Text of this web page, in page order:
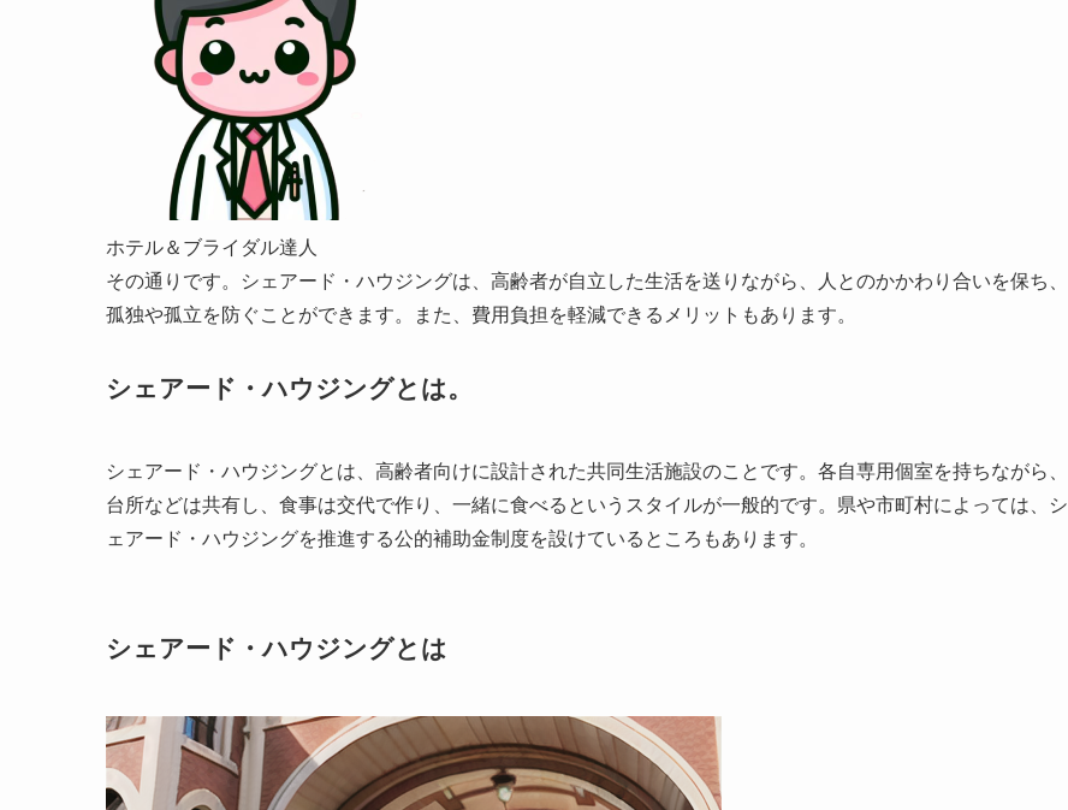
ホテル＆ブライダル達人
その通りです。シェアード・ハウジングは、高齢者が自立した生活を送りながら、人とのかかわり合いを保ち、
孤独や孤立を防ぐことができます。また、費用負担を軽減できるメリットもあります。
シェアード・ハウジングとは。
シェアード・ハウジングとは、高齢者向けに設計された共同生活施設のことです。各自専用個室を持ちながら、
台所などは共有し、食事は交代で作り、一緒に食べるというスタイルが一般的です。県や市町村によっては、シ
ェアード・ハウジングを推進する公的補助金制度を設けているところもあります。
シェアード・ハウジングとは